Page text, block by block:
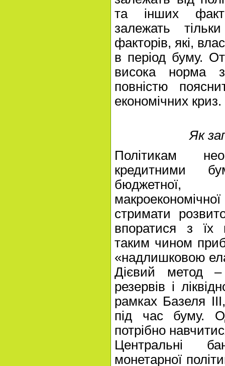
та інших
залежать
факторів, які,
в період буму.
висока норма
повністю
економічних криз.
Як
Політикам
кредитними
стримати
впоратися з їх
таким чином
«надлишковою
Дієвий метод
резервів і
рамках Базеля
під час буму.
потрібно
Центральні
монетарної